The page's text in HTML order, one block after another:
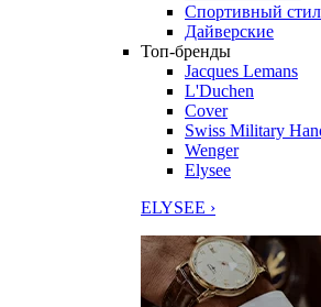
Спортивный
Дайверские
Топ-бренды
Jacques Lemans
L'Duchen
Cover
Swiss Military
Wenger
Elysee
ELYSEE ›